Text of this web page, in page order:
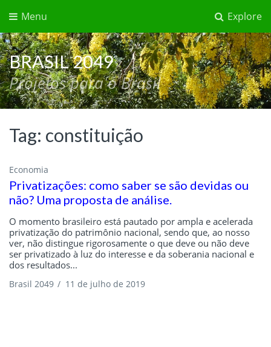
Explore
Menu
BRASIL 2049
Projetos para o Brasil
Tag: constituição
Economia
Privatizações: como saber se são devidas ou
não? Uma proposta de análise.
O momento brasileiro está pautado por ampla e acelerada
privatização do patrimônio nacional, sendo que, ao nosso
ver, não distingue rigorosamente o que deve ou não deve
ser privatizado à luz do interesse e da soberania nacional e
dos resultados...
Brasil 2049 / 11 de julho de 2019